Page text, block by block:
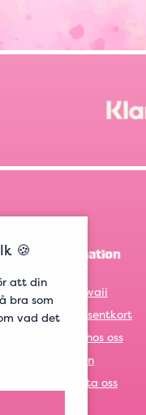
Information
Om Kawaii
Om presentkort
Jobba hos oss
Logga in
Kontakta oss
🍪
att din
bra som
vad det